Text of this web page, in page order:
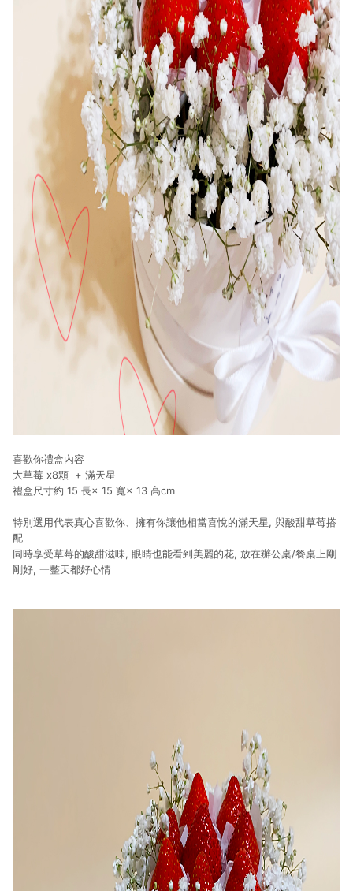
喜歡你禮盒內容
大草莓 x8顆 + 滿天星
禮盒尺寸約 15 長× 15 寬× 13 高cm
特別選用代表真心喜歡你、擁有你讓他相當喜悅的滿天星, 與酸甜草莓搭
配
同時享受草莓的酸甜滋味, 眼睛也能看到美麗的花, 放在辦公桌/餐桌上剛
剛好, 一整天都好心情